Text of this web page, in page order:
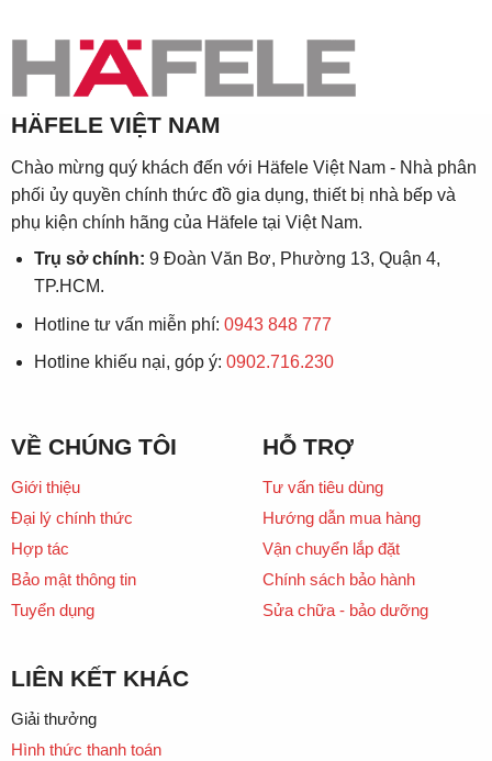
HÄFELE VIỆT NAM
Chào mừng quý khách đến với Häfele Việt Nam - Nhà phân
phối ủy quyền chính thức đồ gia dụng, thiết bị nhà bếp và
phụ kiện chính hãng của Häfele tại Việt Nam.
Trụ sở chính: 9 Đoàn Văn Bơ, Phường 13, Quận 4,
TP.HCM.
Hotline tư vấn miễn phí: 0943 848 777
Hotline khiếu nại, góp ý: 0902.716.230
VỀ CHÚNG TÔI
Giới thiệu
Đại lý chính thức
Hợp tác
Bảo mật thông tin
Tuyển dụng
HỖ TRỢ
Tư vấn tiêu dùng
Hướng dẫn mua hàng
Vận chuyển lắp đặt
Chính sách bảo hành
Sửa chữa - bảo dưỡng
LIÊN KẾT KHÁC
Giải thưởng
Hình thức thanh toán